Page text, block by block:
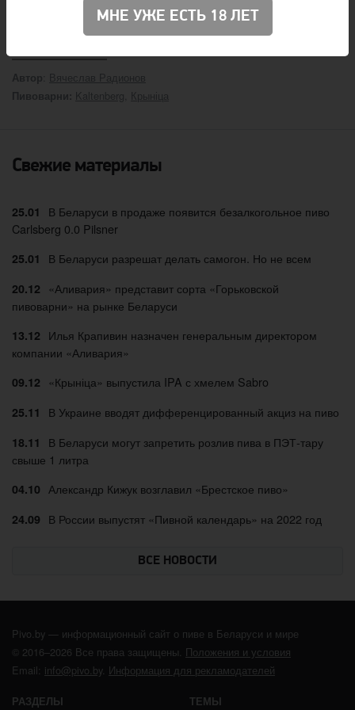
Автор Вячеслав Радионов
Пивоварни: Kaltenberg Крыніца
Свежие материалы
25.01
В Беларуси в продаже появится безалкогольное пиво
Carlsberg 0.0 Pilsner
25.01 В Беларуси разрешат делать самогон. Но не всем
20.12
«Аливария» представит сорта «Горьковской
пивоварни» на рынке Беларуси
13.12 Илья Крапивин назначен генеральным директором
компании «Аливария»
09.12 «Крыніца» выпустила IPA с хмелем Sabro
25.11 В Украине вводят дифференцированный акциз на пиво
18.11
В Беларуси могут запретить розлив пива в ПЭТ-тару
свыше 1 литра
04.10 Александр Кижук возглавил «Брестское пиво»
24.09 В России выпустят «Пивной календарь» на 2022 год
ВСЕ НОВОСТИ
Pivo.by — информационный сайт о пиве в Беларуси и мире
© 2016–2026 Все права защищены. Положения и условия
Email: info@pivo.by. Информация для рекламодателей
РАЗДЕЛЫ ТЕМЫ
МНЕ УЖЕ ЕСТЬ 18 ЛЕТ